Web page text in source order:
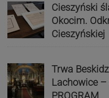
Cieszyński
Okocim.
Cieszyńskiej
Trwa
Lachowice –